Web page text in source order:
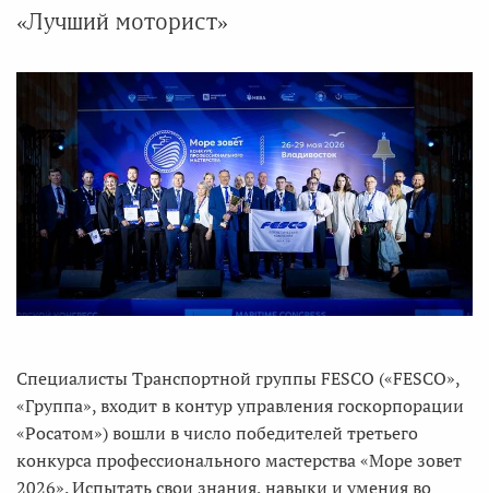
«Лучший моторист»
Специалисты Транспортной группы FESCO («FESCO»,
«Группа», входит в контур управления госкорпорации
«Росатом») вошли в число победителей третьего
конкурса профессионального мастерства «Море зовет
2026». Испытать свои знания, навыки и умения во